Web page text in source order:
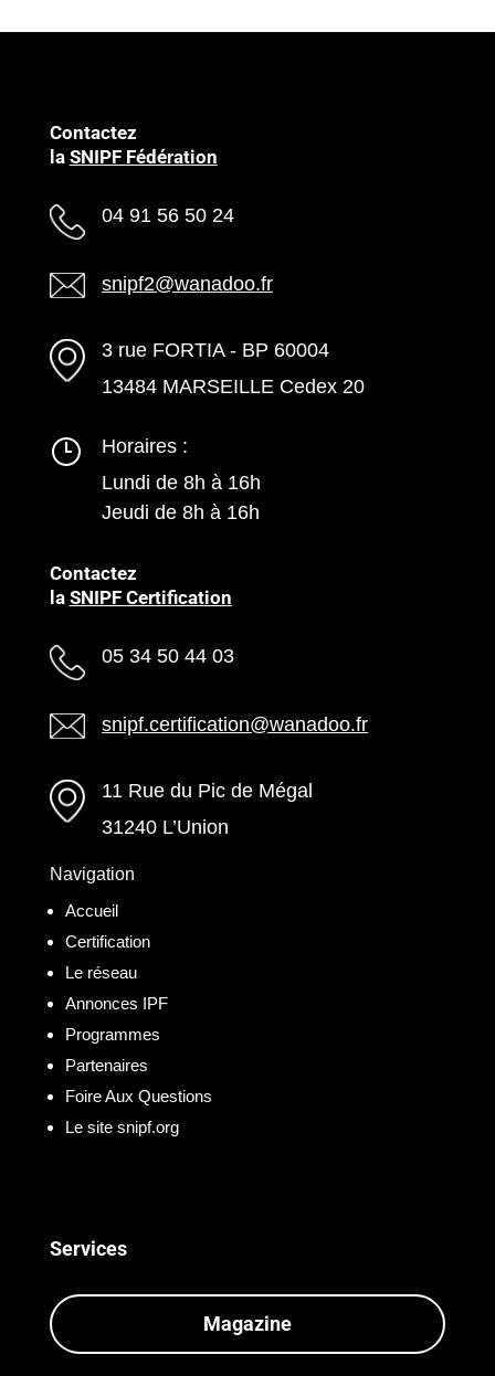
Contactez
la SNIPF Fédération
04 91 56 50 24
snipf2@wanadoo.fr
3 rue FORTIA - BP 60004
13484 MARSEILLE Cedex 20
Horaires :
Lundi de 8h à 16h
Jeudi de 8h à 16h
Contactez
la SNIPF Certification
05 34 50 44 03
snipf.certification@wanadoo.fr
11 Rue du Pic de Mégal
31240 L’Union
Navigation
Accueil
Certification
Le réseau
Annonces IPF
Programmes
Partenaires
Foire Aux Questions
Le site snipf.org
Services
Magazine